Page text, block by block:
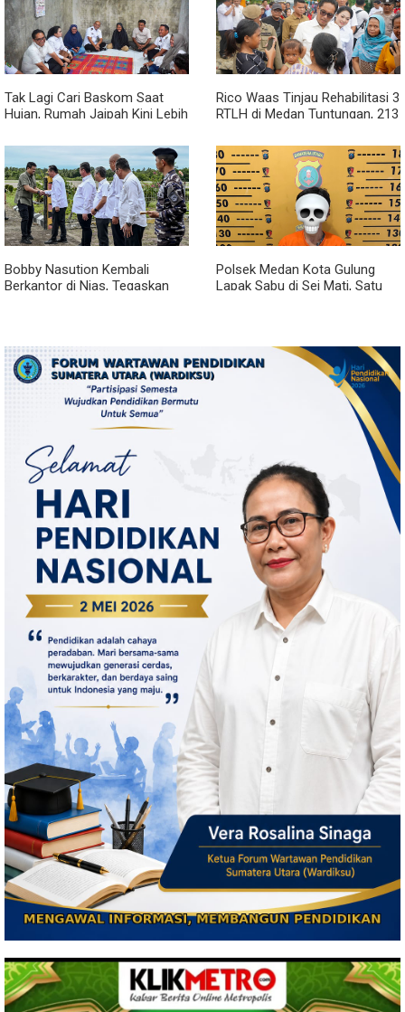
Tak Lagi Cari Baskom Saat
Hujan, Rumah Jaipah Kini Lebih
Rico Waas Tinjau Rehabilitasi 3
RTLH di Medan Tuntungan, 213
Bobby Nasution Kembali
Berkantor di Nias, Tegaskan
Polsek Medan Kota Gulung
Lapak Sabu di Sei Mati, Satu